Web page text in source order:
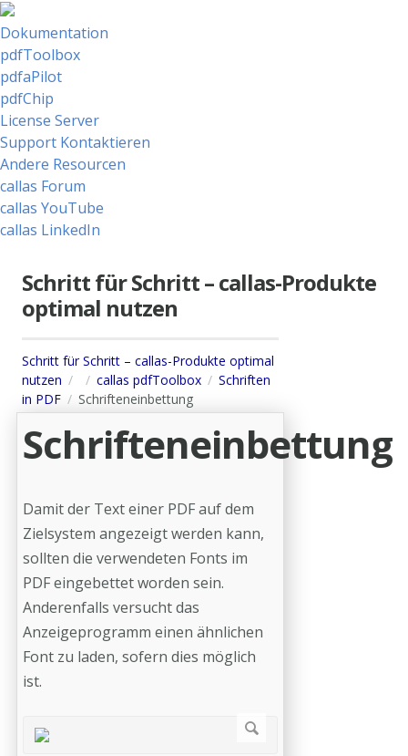
Dokumentation
pdfToolbox
pdfaPilot
pdfChip
License Server
Support Kontaktieren
Andere Resourcen
callas Forum
callas YouTube
callas LinkedIn
Schritt für Schritt – callas-Produkte
optimal nutzen
Schritt für Schritt – callas-Produkte optimal
nutzen
callas pdfToolbox
Schriften
in PDF
Schrifteneinbettung
Schrifteneinbettung
Damit der Text einer PDF auf dem
Zielsystem angezeigt werden kann,
sollten die verwendeten Fonts im
PDF eingebettet worden sein.
Anderenfalls versucht das
Anzeigeprogramm einen ähnlichen
Font zu laden, sofern dies möglich
ist.